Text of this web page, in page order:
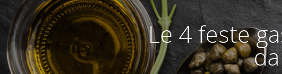
Le 4 feste